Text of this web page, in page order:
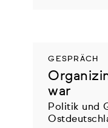
GESPRÄCH
war
Politik und